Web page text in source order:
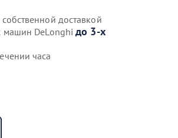
доставкой
машин DeLonghiдо 3-х
часа